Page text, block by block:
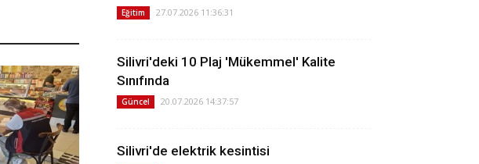
Eğitim 27.07.2026 11:36:31
Silivri'deki 10 Plaj 'Mükemmel' Kalite
Sınıfında
Güncel 20.07.2026 14:37:57
Silivri'de elektrik kesintisi